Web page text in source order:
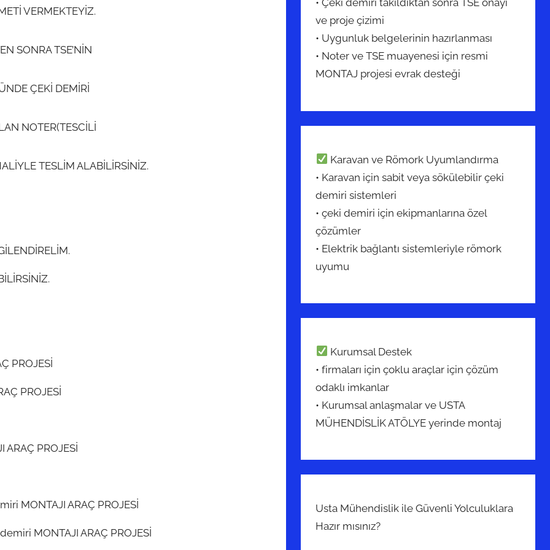
VERMEKTEYİZ.
SONRA TSE’NİN
ÇEKİ DEMİRİ
NOTER(TESCİLİ
TESLİM ALABİLİRSİNİZ.
PROJESİ
PROJESİ
PROJESİ
MONTAJI ARAÇ PROJESİ
MONTAJI ARAÇ PROJESİ
• Çeki demiri takıldıktan sonra TSE onayı
ve proje çizimi
• Uygunluk belgelerinin hazırlanması
• Noter ve TSE muayenesi için resmi
MONTAJ projesi evrak desteği
Karavan ve Römork Uyumlandırma
• Karavan için sabit veya sökülebilir çeki
demiri sistemleri
• çeki demiri için ekipmanlarına özel
çözümler
• Elektrik bağlantı sistemleriyle römork
uyumu
Kurumsal Destek
• firmaları için çoklu araçlar için çözüm
odaklı imkanlar
• Kurumsal anlaşmalar ve USTA
MÜHENDİSLİK ATÖLYE yerinde montaj
Usta Mühendislik ile Güvenli Yolculuklara
Hazır mısınız?